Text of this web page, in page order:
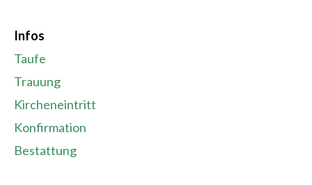
Infos
Taufe
Trauung
Kircheneintritt
Konfirmation
Bestattung